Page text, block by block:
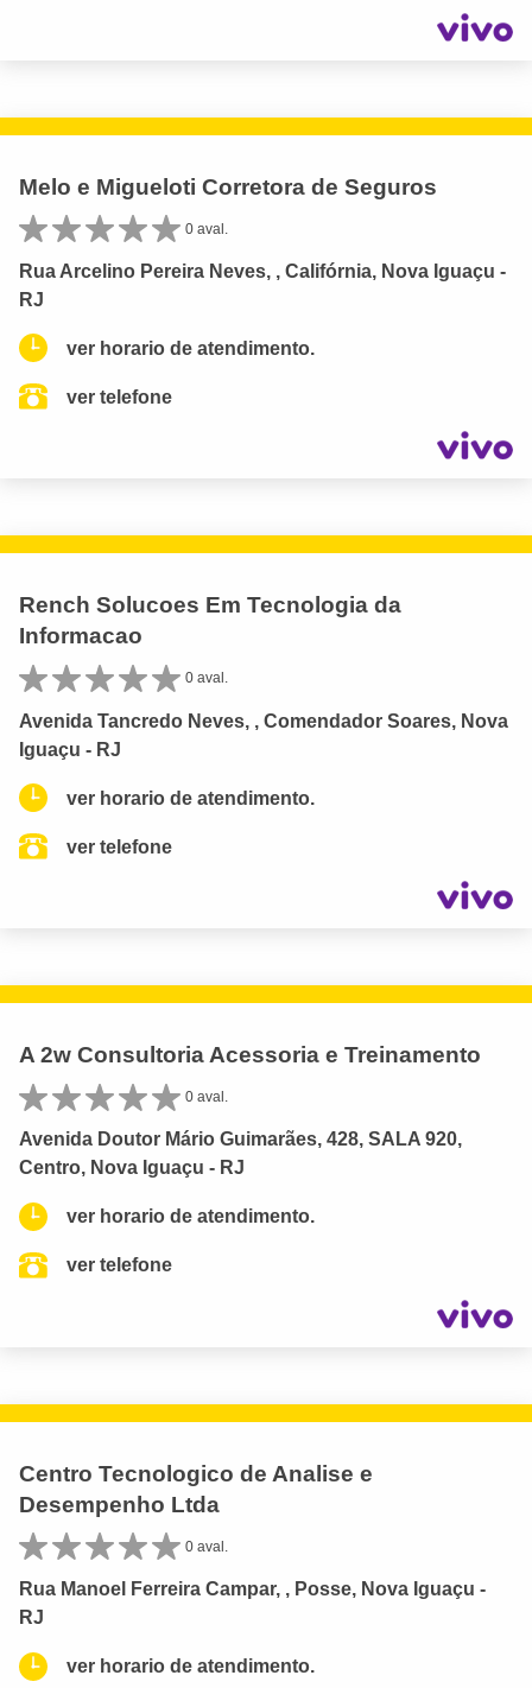
Melo e Migueloti Corretora de Seguros
0 aval.
Rua Arcelino Pereira Neves, , Califórnia, Nova Iguaçu -
RJ
ver horario de atendimento.
ver telefone
Rench Solucoes Em Tecnologia da
Informacao
0 aval.
Avenida Tancredo Neves, , Comendador Soares, Nova
Iguaçu - RJ
ver horario de atendimento.
ver telefone
A 2w Consultoria Acessoria e Treinamento
0 aval.
Avenida Doutor Mário Guimarães, 428, SALA 920,
Centro, Nova Iguaçu - RJ
ver horario de atendimento.
ver telefone
Centro Tecnologico de Analise e
Desempenho Ltda
0 aval.
Rua Manoel Ferreira Campar, , Posse, Nova Iguaçu -
RJ
ver horario de atendimento.